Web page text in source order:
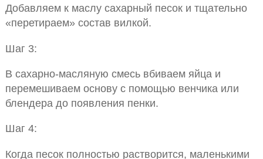
Добавляем к маслу сахарный песок и тщательно
«перетираем» состав вилкой.
Шаг 3:
В сахарно-масляную смесь вбиваем яйца и
перемешиваем основу с помощью венчика или
блендера до появления пенки.
Шаг 4:
Когда песок полностью растворится, маленькими